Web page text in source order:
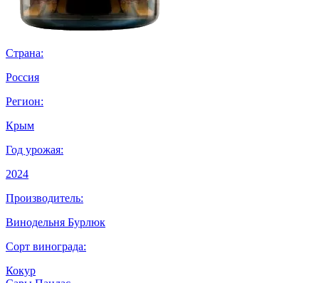
Страна:
Россия
Регион:
Крым
Год урожая:
2024
Производитель:
Винодельня Бурлюк
Сорт винограда:
Кокур